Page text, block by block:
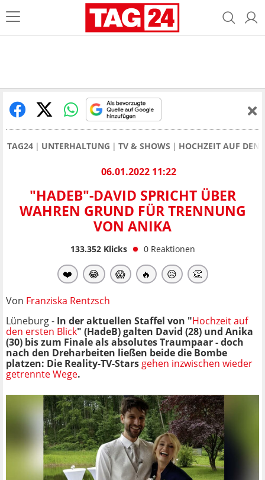
TAG24 UNTERHALTUNG TV & SHOWS HOCHZEIT AUF DEN
06.01.2022 11:22
"HADEB"-DAVID SPRICHT ÜBER
WAHREN GRUND FÜR TRENNUNG
VON ANIKA
133.352Klicks 0 Reaktionen
❤️ 😂 😱 🔥 😥 👏
Von Franziska Rentzsch
Lüneburg - In der aktuellen Staffel von "Hochzeit auf
den ersten Blick" (HadeB) galten David (28) und Anika
(30) bis zum Finale als absolutes Traumpaar - doch
nach den Dreharbeiten ließen beide die Bombe
platzen: Die Reality-TV-Stars gehen inzwischen wieder
getrennte Wege.